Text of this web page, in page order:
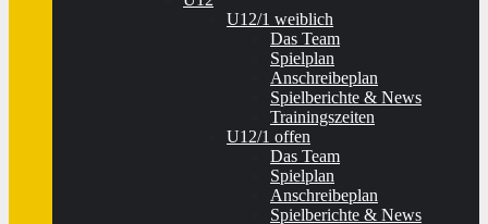
U12/1 weiblich
Das Team
Spielplan
Anschreibeplan
Spielberichte & News
Trainingszeiten
U12/1 offen
Das Team
Spielplan
Anschreibeplan
Spielberichte & News